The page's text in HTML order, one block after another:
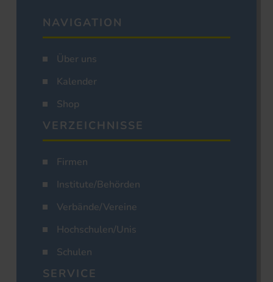
NAVIGATION
Über uns
Kalender
Shop
VERZEICHNISSE
Firmen
Institute/Behörden
Verbände/Vereine
Hochschulen/Unis
Schulen
SERVICE